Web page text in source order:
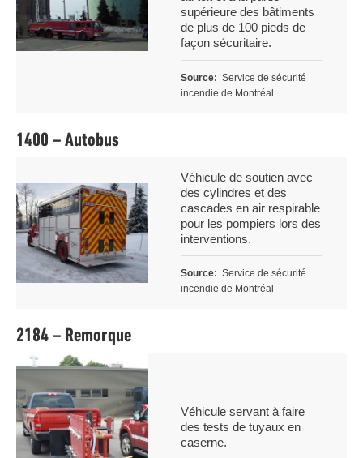
supérieure des bâtiments
de plus de 100 pieds de
façon sécuritaire.
Source
Service de sécurité
incendie de Montréal
1400 – Autobus
Image
Légende
Véhicule de soutien avec
des cylindres et des
cascades en air respirable
pour les pompiers lors des
interventions.
Source
Service de sécurité
incendie de Montréal
2184 – Remorque
Image
Légende
Véhicule servant à faire
des tests de tuyaux en
caserne.